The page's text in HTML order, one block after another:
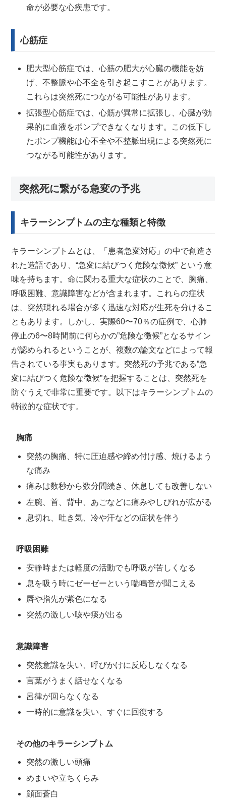
命が必要な心疾患です。
心筋症
肥大型心筋症では、心筋の肥大が心臓の機能を妨
げ、不整脈や心不全を引き起こすことがあります。
これらは突然死につながる可能性があります。
拡張型心筋症では、心筋が異常に拡張し、心臓が効
果的に血液をポンプできなくなります。この低下し
たポンプ機能は心不全や不整脈出現による突然死に
つながる可能性があります。
突然死に繋がる急変の予兆
キラーシンプトムの主な種類と特徴
キラーシンプトムとは、「患者急変対応」の中で創造さ
れた造語であり、“急変に結びつく危険な徴候” という意
味を持ちます。命に関わる重大な症状のことで、胸痛、
呼吸困難、意識障害などが含まれます。これらの症状
は、突然現れる場合が多く迅速な対応が生死を分けるこ
ともあります。しかし、実際60〜70％の症例で、心肺
停止の6〜8時間前に何らかの”危険な徴候”となるサイン
が認められるということが、複数の論文などによって報
告されている事実もあります。突然死の予兆である”急
変に結びつく危険な徴候”を把握することは、突然死を
防ぐうえで非常に重要です。以下はキラーシンプトムの
特徴的な症状です。
胸痛
突然の胸痛、特に圧迫感や締め付け感、焼けるよう
な痛み
痛みは数秒から数分間続き、休息しても改善しない
左腕、首、背中、あごなどに痛みやしびれが広がる
息切れ、吐き気、冷や汗などの症状を伴う
呼吸困難
安静時または軽度の活動でも呼吸が苦しくなる
息を吸う時にゼーゼーという喘鳴音が聞こえる
唇や指先が紫色になる
突然の激しい咳や痰が出る
意識障害
突然意識を失い、呼びかけに反応しなくなる
言葉がうまく話せなくなる
呂律が回らなくなる
一時的に意識を失い、すぐに回復する
その他のキラーシンプトム
突然の激しい頭痛
めまいや立ちくらみ
顔面蒼白